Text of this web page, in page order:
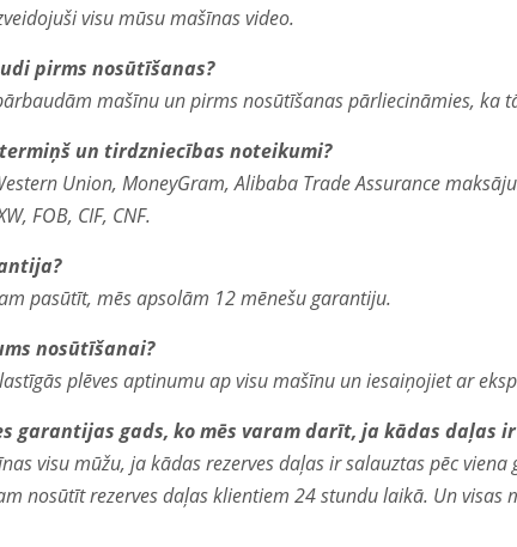
visu mūsu mašīnas video.
pirms nosūtīšanas?
mašīnu un pirms nosūtīšanas pārliecināmies, ka
un tirdzniecības noteikumi?
Union, MoneyGram, Alibaba Trade Assurance
FOB, CIF, CNF.
pasūtīt, mēs apsolām 12 mēnešu garantiju.
nosūtīšanai?
plēves aptinumu ap visu mašīnu un iesaiņojiet ar
garantijas gads, ko mēs varam darīt, ja kādas daļas
visu mūžu, ja kādas rezerves daļas ir salauztas pēc
nosūtīt rezerves daļas klientiem 24 stundu laikā. Un